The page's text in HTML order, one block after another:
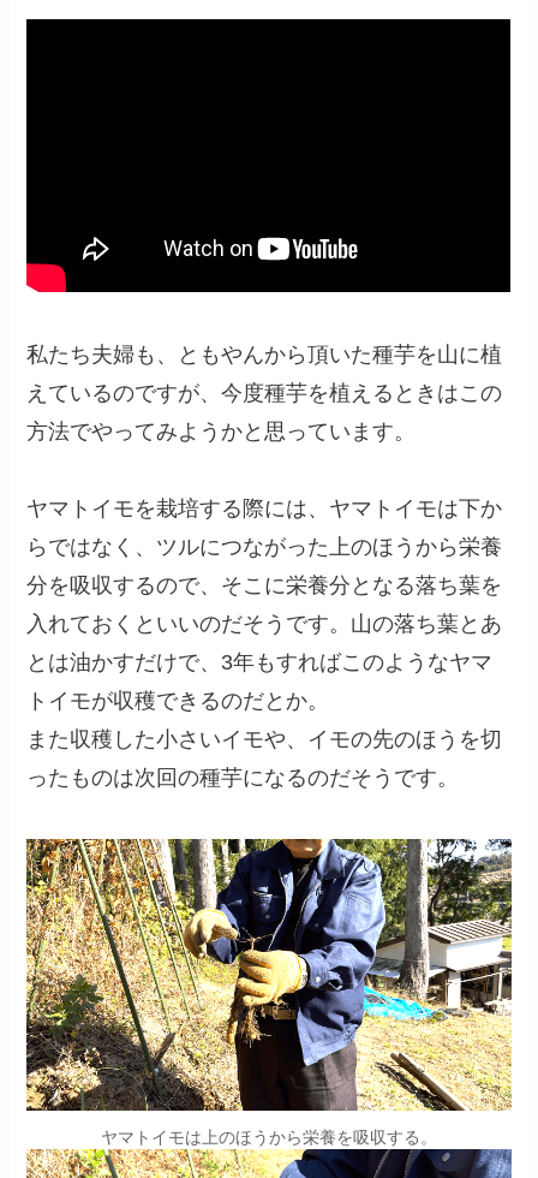
私たち夫婦も、ともやんから頂いた種芋を山に植
えているのですが、今度種芋を植えるときはこの
方法でやってみようかと思っています。
ヤマトイモを栽培する際には、ヤマトイモは下か
らではなく、ツルにつながった上のほうから栄養
分を吸収するので、そこに栄養分となる落ち葉を
入れておくといいのだそうです。山の落ち葉とあ
とは油かすだけで、3年もすればこのようなヤマ
トイモが収穫できるのだとか。
また収穫した小さいイモや、イモの先のほうを切
ったものは次回の種芋になるのだそうです。
ヤマトイモは上のほうから栄養を吸収する。